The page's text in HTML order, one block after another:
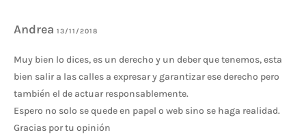
Andrea 13/11/2018
Muy bien lo dices, es un derecho y un deber que tenemos, esta
bien salir a las calles a expresar y garantizar ese derecho pero
también el de actuar responsablemente.
Espero no solo se quede en papel o web sino se haga realidad.
Gracias por tu opinión